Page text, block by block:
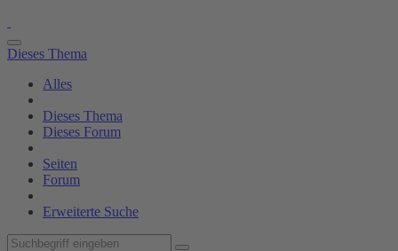
Dieses Thema
Alles
Dieses Thema
Dieses Forum
Seiten
Forum
Erweiterte Suche